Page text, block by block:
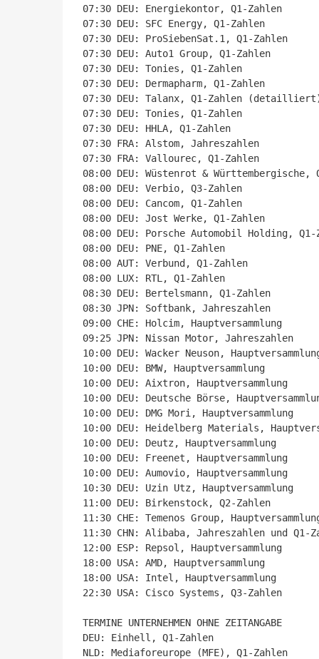
07:30 DEU: Energiekontor, Q1-Zahlen
07:30 DEU: SFC Energy, Q1-Zahlen
07:30 DEU: ProSiebenSat.1, Q1-Zahlen
07:30 DEU: Auto1 Group, Q1-Zahlen
07:30 DEU: Tonies, Q1-Zahlen
07:30 DEU: Dermapharm, Q1-Zahlen
07:30 DEU: Talanx, Q1-Zahlen
07:30 DEU: Tonies, Q1-Zahlen
07:30 DEU: HHLA, Q1-Zahlen
07:30 FRA: Alstom, Jahreszahlen
07:30 FRA: Vallourec, Q1-Zahlen
08:00 DEU: Wüstenrot & Württembergische,
08:00 DEU: Verbio, Q3-Zahlen
08:00 DEU: Cancom, Q1-Zahlen
08:00 DEU: Jost Werke, Q1-Zahlen
08:00 DEU: Porsche Automobil Holding, Q1-
08:00 DEU: PNE, Q1-Zahlen
08:00 AUT: Verbund, Q1-Zahlen
08:00 LUX: RTL, Q1-Zahlen
08:30 DEU: Bertelsmann, Q1-Zahlen
08:30 JPN: Softbank, Jahreszahlen
09:00 CHE: Holcim, Hauptversammlung
09:25 JPN: Nissan Motor, Jahreszahlen
10:00 DEU: Wacker Neuson,
10:00 DEU: BMW, Hauptversammlung
10:00 DEU: Aixtron, Hauptversammlung
10:00 DEU: Deutsche Börse,
10:00 DEU: DMG Mori, Hauptversammlung
10:00 DEU: Heidelberg Materials,
10:00 DEU: Deutz, Hauptversammlung
10:00 DEU: Freenet, Hauptversammlung
10:00 DEU: Aumovio, Hauptversammlung
10:30 DEU: Uzin Utz, Hauptversammlung
11:00 DEU: Birkenstock, Q2-Zahlen
11:30 CHE: Temenos Group,
11:30 CHN: Alibaba, Jahreszahlen und Q1-
12:00 ESP: Repsol, Hauptversammlung
18:00 USA: AMD, Hauptversammlung
18:00 USA: Intel, Hauptversammlung
22:30 USA: Cisco Systems, Q3-Zahlen
TERMINE UNTERNEHMEN OHNE ZEITANGABE
DEU: Einhell, Q1-Zahlen
NLD: Mediaforeurope (MFE), Q1-Zahlen